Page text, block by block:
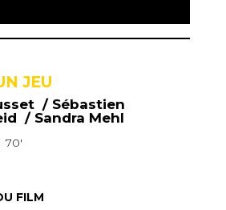
JEU
/ Sébastien
/ Sandra Mehl
FILM